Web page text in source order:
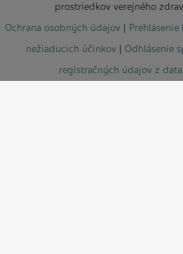
prostriedkov verejného
Ochrana osobných údajov|
nežiaducich účinkov | Odhlásenie
registračných údajov z